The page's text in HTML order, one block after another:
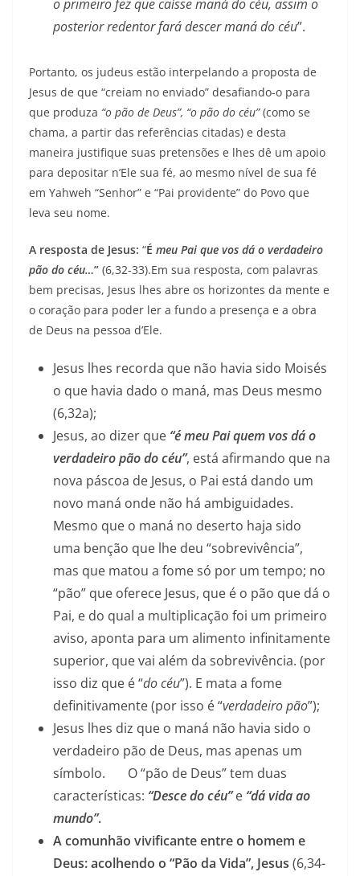
o primeiro fez que caísse maná do céu, assim o
posterior redentor fará descer maná do céu”.
Portanto, os judeus estão interpelando a proposta de
Jesus de que “creiam no enviado” desafiando-o para
que produza “o pão de Deus”, “o pão do céu”(como se
chama, a partir das referências citadas) e desta
maneira justifique suas pretensões e lhes dê um apoio
para depositar n’Ele sua fé, ao mesmo nível de sua fé
em Yahweh “Senhor” e “Pai providente” do Povo que
leva seu nome.
A resposta de Jesus: “É meu Pai que vos dá o verdadeiro
pão do céu…” (6,32-33).Em sua resposta, com palavras
bem precisas, Jesus lhes abre os horizontes da mente e
o coração para poder ler a fundo a presença e a obra
de Deus na pessoa d’Ele.
Jesus lhes recorda que não havia sido Moisés
o que havia dado o maná, mas Deus mesmo
(6,32a);
Jesus, ao dizer que “é meu Pai quem vos dá o
verdadeiro pão do céu”, está afirmando que na
nova páscoa de Jesus, o Pai está dando um
novo maná onde não há ambiguidades.
Mesmo que o maná no deserto haja sido
uma benção que lhe deu “sobrevivência”,
mas que matou a fome só por um tempo; no
“pão” que oferece Jesus, que é o pão que dá o
Pai, e do qual a multiplicação foi um primeiro
aviso, aponta para um alimento infinitamente
superior, que vai além da sobrevivência. (por
isso diz que é “do céu”). E mata a fome
definitivamente (por isso é “verdadeiro pão”);
Jesus lhes diz que o maná não havia sido o
verdadeiro pão de Deus, mas apenas um
símbolo. O “pão de Deus” tem duas
características: “Desce do céu”e “dá vida ao
mundo”.
A comunhão vivificante entre o homem e
Deus: acolhendo o “Pão da Vida”, Jesus (6,34-